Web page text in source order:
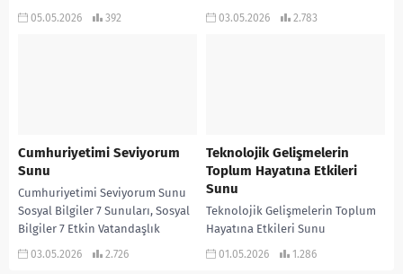
TASARLANAN BİR ÜRÜNÜN
05.05.2026 392
Sunu Atatürk’ün Ölümü ve
03.05.2026 2.783
Cumhuriyetimi Seviyorum
Sunu
Cumhuriyetimi Seviyorum Sunu
Sosyal Bilgiler 7 Sunuları, Sosyal
Bilgiler 7 Etkin Vatandaşlık
Ünitesi Sunuları, Türkiye
03.05.2026 2.726
Teknolojik Gelişmelerin
Toplum Hayatına Etkileri
Sunu
Teknolojik Gelişmelerin Toplum
Hayatına Etkileri Sunu
TEKNOLOJİK GELİŞMELERİN
01.05.2026 1.286